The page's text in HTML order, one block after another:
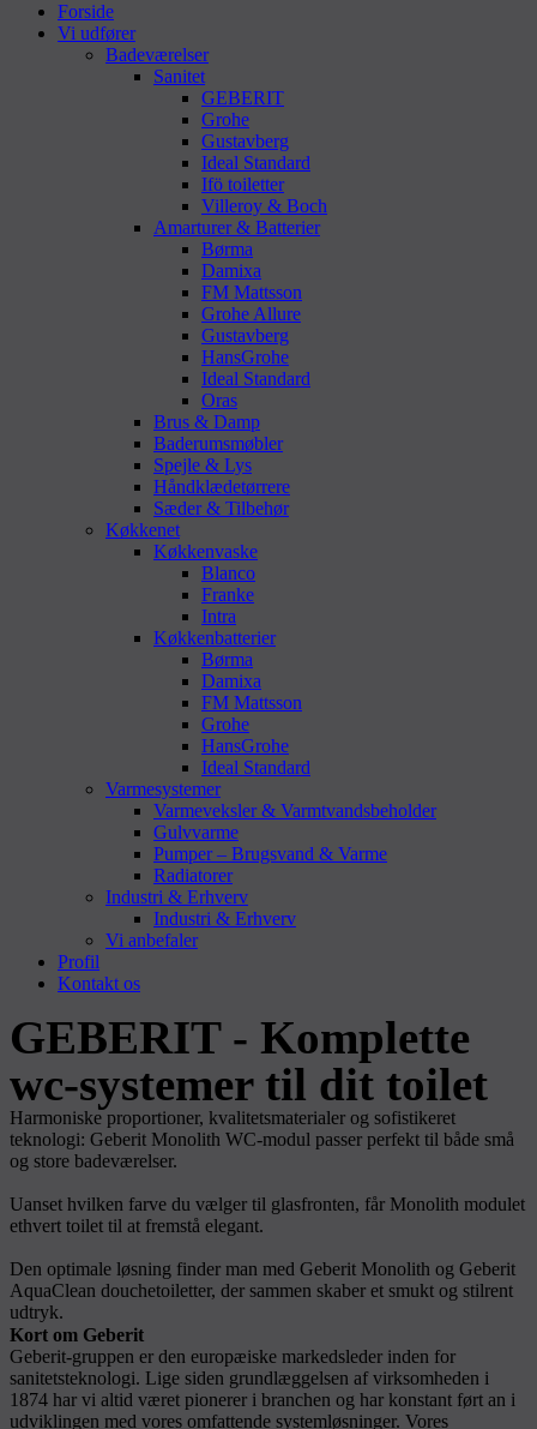
Forside
Vi udfører
Badeværelser
Sanitet
GEBERIT
Grohe
Gustavberg
Ideal Standard
Ifö toiletter
Villeroy & Boch
Amarturer & Batterier
Børma
Damixa
FM Mattsson
Grohe Allure
Gustavberg
HansGrohe
Ideal Standard
Oras
Brus & Damp
Baderumsmøbler
Spejle & Lys
Håndklædetørrere
Sæder & Tilbehør
Køkkenet
Køkkenvaske
Blanco
Franke
Intra
Køkkenbatterier
Børma
Damixa
FM Mattsson
Grohe
HansGrohe
Ideal Standard
Varmesystemer
Varmeveksler & Varmtvandsbeholder
Gulvvarme
Pumper – Brugsvand & Varme
Radiatorer
Industri & Erhverv
Industri & Erhverv
Vi anbefaler
Profil
Kontakt os
GEBERIT - Komplette
wc-systemer til dit toilet
Harmoniske proportioner, kvalitetsmaterialer og sofistikeret
teknologi: Geberit Monolith WC-modul passer perfekt til både små
og store badeværelser.
Uanset hvilken farve du vælger til glasfronten, får Monolith modulet
ethvert toilet til at fremstå elegant.
Den optimale løsning finder man med Geberit Monolith og Geberit
AquaClean douchetoiletter, der sammen skaber et smukt og stilrent
udtryk.
Kort om Geberit
Geberit-gruppen er den europæiske markedsleder inden for
sanitetsteknologi. Lige siden grundlæggelsen af virksomheden i
1874 har vi altid været pionerer i branchen og har konstant ført an i
udviklingen med vores omfattende systemløsninger. Vores